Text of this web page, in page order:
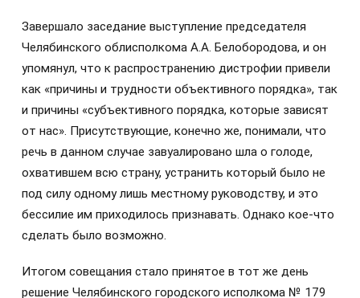
Завершало заседание выступление председателя
Челябинского облисполкома А.А. Белобородова, и он
упомянул, что к распространению дистрофии привели
как «причины и трудности объективного порядка», так
и причины «субъективного порядка, которые зависят
от нас». Присутствующие, конечно же, понимали, что
речь в данном случае завуалировано шла о голоде,
охватившем всю страну, устранить который было не
под силу одному лишь местному руководству, и это
бессилие им приходилось признавать. Однако кое-что
сделать было возможно.
Итогом совещания стало принятое в тот же день
решение Челябинского городского исполкома № 179